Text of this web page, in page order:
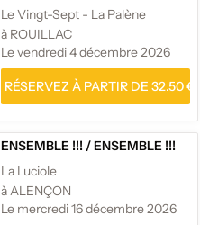
Le Vingt-Sept - La Palène
à ROUILLAC
Le vendredi 4 décembre 2026
RÉSERVEZ À PARTIR DE 32.50 €
ENSEMBLE !!! /ENSEMBLE !!!
La Luciole
à ALENÇON
Le mercredi 16 décembre 2026